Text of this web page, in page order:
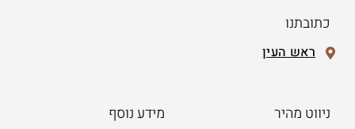
כתובתנו
ראש העין
ניווט מהיר מידע נוסף